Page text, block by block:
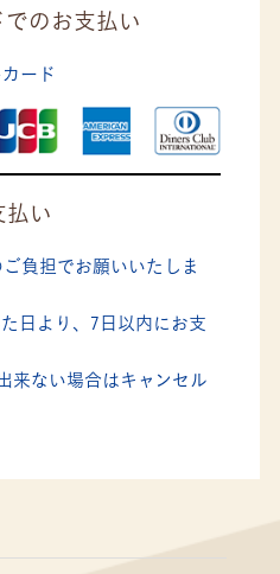
のお支払い
ード
払い
負担でお願いいたしま
日より、7日以内にお支
来ない場合はキャンセル